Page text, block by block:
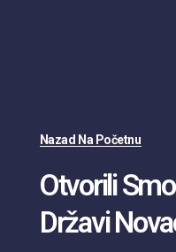
Nazad Na Početnu
Otvorili
Državi